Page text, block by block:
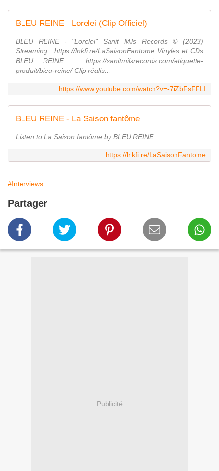
BLEU REINE - Lorelei (Clip Officiel)
BLEU REINE - "Lorelei" Sanit Mils Records © (2023)
Streaming : https://lnkfi.re/LaSaisonFantome Vinyles et CDs
BLEU REINE : https://sanitmilsrecords.com/etiquette-
produit/bleu-reine/ Clip réalis...
https://www.youtube.com/watch?v=-7iZbFsFFLI
BLEU REINE - La Saison fantôme
Listen to La Saison fantôme by BLEU REINE.
https://lnkfi.re/LaSaisonFantome
#Interviews
Partager
Publicité